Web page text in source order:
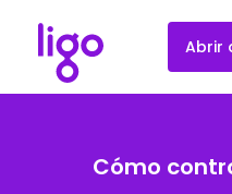
Abrir
Cómo